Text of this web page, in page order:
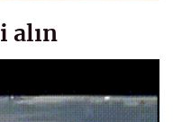
alın